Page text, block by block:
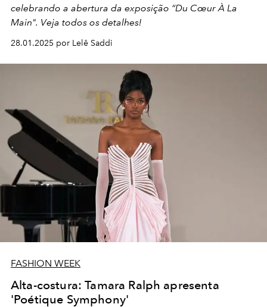
celebrando a abertura da exposição “Du Cœur À La
Main". Veja todos os detalhes!
28.01.2025 por Lelê Saddi
FASHION WEEK
Alta-costura: Tamara Ralph apresenta
'Poétique Symphony'